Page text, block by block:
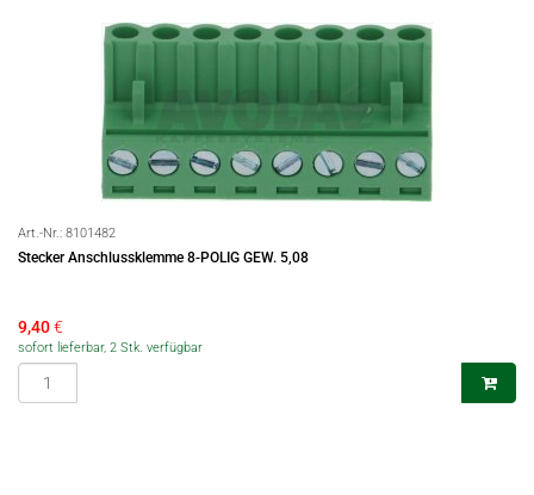
Art.-Nr.: 8101482
Stecker Anschlussklemme 8-POLIG GEW. 5,08
9,40€
sofort lieferbar, 2 Stk. verfügbar